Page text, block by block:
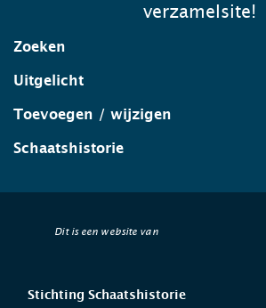
verzamelsite!
Zoeken
Uitgelicht
Toevoegen / wijzigen
Schaatshistorie
Dit is een website van
Stichting Schaatshistorie